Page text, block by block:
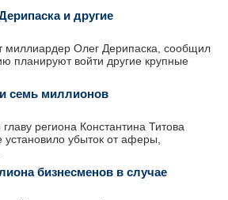
и другие
миллиардер Олег Дерипаска, сообщил
планируют войти другие крупные
семь миллионов
региона Константина Титова
убыток от аферы,
бизнесменов в случае